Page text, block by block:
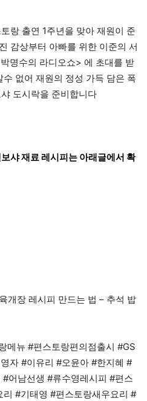
랑 출연 1주년을 맞아 재원이 준
감상부터 아빠를 위한 이준의 서
명수의 라디오쇼> 에 초대를 받
없어 재원의 정성 가득 담은 폭
도시락을 준비합니다
샤 재료 레시피는 아래글에서 확
개장 레시피 만드는 법 – 추석 밥
메뉴 #편스토랑편의점출시 #GS
자 #이유리 #오윤아 #한지혜 #
어남선생 #류수영레시피 #편스
#기태영 #편스토랑새우요리 #